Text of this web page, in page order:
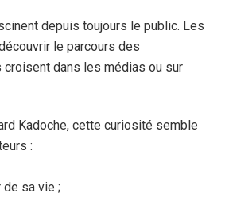
depuis toujours le public. Les
le parcours des
croisent dans les médias ou sur
Kadoche, cette curiosité semble
:
de sa vie ;